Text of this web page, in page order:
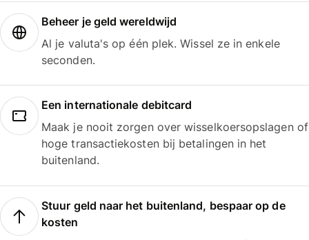
Beheer je geld wereldwijd
Al je valuta's op één plek. Wissel ze in enkele
seconden.
Een internationale debitcard
Maak je nooit zorgen over wisselkoersopslagen of
hoge transactiekosten bij betalingen in het
buitenland.
Stuur geld naar het buitenland, bespaar op de
kosten